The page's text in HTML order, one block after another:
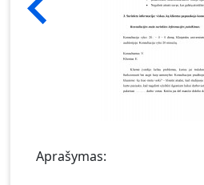
Aprašymas: